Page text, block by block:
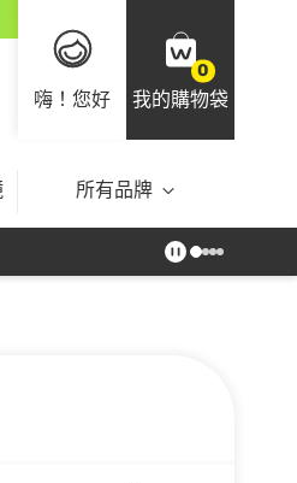
嗨！您好
0
我的購物袋
所有品牌